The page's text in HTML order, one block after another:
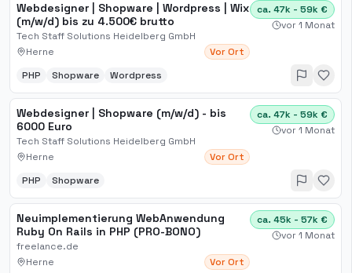
Webdesigner | Shopware | Wordpress | Wix
(m/w/d) bis zu 4.500€ brutto
Tech Staff Solutions Heidelberg GmbH
Herne
Vor Ort
ca. 47k - 59k €
vor 1 Monat
PHP Shopware Wordpress
Webdesigner | Shopware (m/w/d) - bis
6000 Euro
Tech Staff Solutions Heidelberg GmbH
Herne
Vor Ort
ca. 47k - 59k €
vor 1 Monat
PHP Shopware
Neuimplementierung WebAnwendung
Ruby On Rails in PHP (PRO-BONO)
freelance.de
Herne
Vor Ort
ca. 45k - 57k €
vor 1 Monat